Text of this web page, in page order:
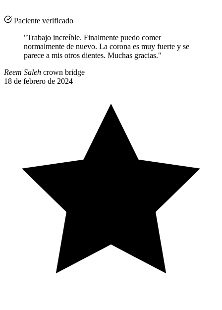
Paciente verificado
"Trabajo increíble. Finalmente puedo comer
normalmente de nuevo. La corona es muy fuerte y se
parece a mis otros dientes. Muchas gracias."
Reem Saleh crown bridge
18 de febrero de 2024